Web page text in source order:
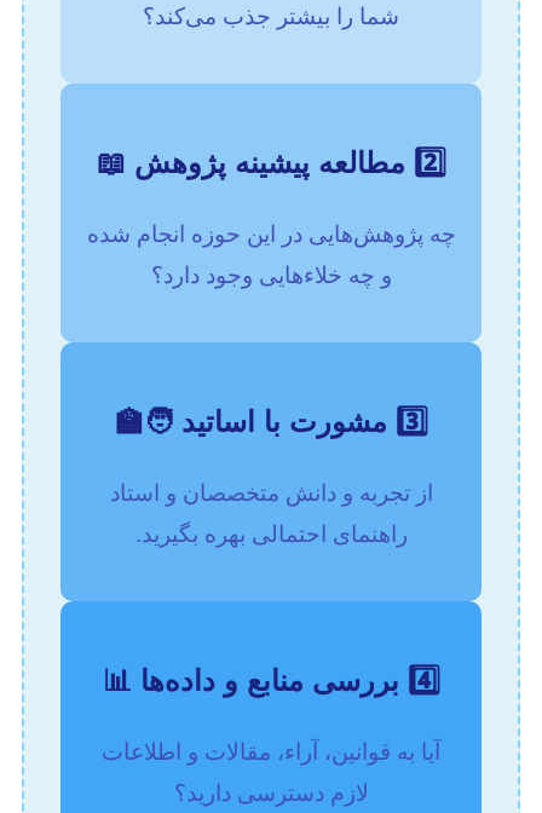
شما را بیشتر جذب می‌کند؟
2️⃣ مطالعه پیشینه پژوهش 📖
چه پژوهش‌هایی در این حوزه انجام شده
و چه خلاءهایی وجود دارد؟
3️⃣ مشورت با اساتید 🧑‍🏫
از تجربه و دانش متخصصان و استاد
راهنمای احتمالی بهره بگیرید.
4️⃣ بررسی منابع و داده‌ها 📊
آیا به قوانین، آراء، مقالات و اطلاعات
لازم دسترسی دارید؟